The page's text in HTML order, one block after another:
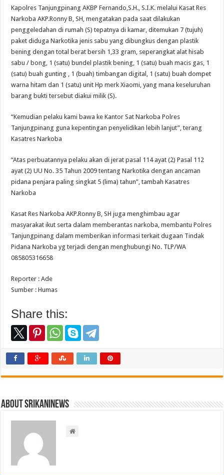
Kapolres Tanjungpinang AKBP Fernando,S.H., S.I.K. melalui Kasat Res
Narkoba AKP.Ronny B, SH, mengatakan pada saat dilakukan
penggeledahan di rumah (S) tepatnya di kamar, ditemukan 7 (tujuh)
paket diduga Narkotika jenis sabu yang dibungkus dengan plastik
bening dengan total berat bersih 1,33 gram, seperangkat alat hisab
sabu / bong, 1 (satu) bundel plastik bening, 1 (satu) buah macis gas, 1
(satu) buah gunting , 1 (buah) timbangan digital, 1 (satu) buah dompet
warna hitam dan 1 (satu) unit Hp merk Xiaomi, yang mana keseluruhan
barang bukti tersebut diakui milik (S).
“Kemudian pelaku kami bawa ke Kantor Sat Narkoba Polres
Tanjungpinang guna kepentingan penyelidikan lebih lanjut”, terang
Kasatres Narkoba
“Atas perbuatannya pelaku akan di jerat pasal 114 ayat (2) Pasal 112
ayat (2) UU No. 35 Tahun 2009 tentang Narkotika dengan ancaman
pidana penjara paling singkat 5 (lima) tahun”, tambah Kasatres
Narkoba
Kasat Res Narkoba AKP.Ronny B, SH juga menghimbau agar
masyarakat ikut serta dalam memberantas narkoba, membantu Polres
Tanjungpinang dalam memberikan informasi terkait dugaan Tindak
Pidana Narkoba yg terjadi dengan menghubungi No. TLP/WA
085805316658
Reporter : Ade
Sumber : Humas
Share this:
About srikaninews